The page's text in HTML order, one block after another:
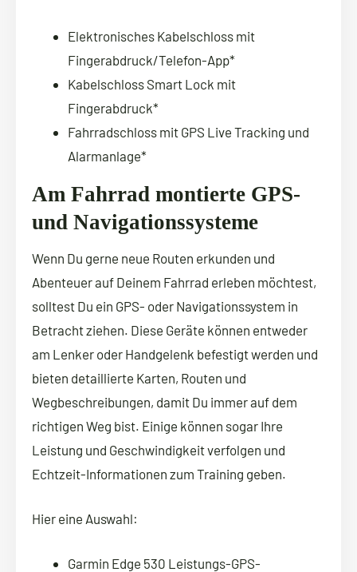
Elektronisches Kabelschloss mit
Fingerabdruck/Telefon-App*
Kabelschloss Smart Lock mit
Fingerabdruck*
Fahrradschloss mit GPS Live Tracking und
Alarmanlage*
Am Fahrrad montierte GPS-
und Navigationssysteme
Wenn Du gerne neue Routen erkunden und
Abenteuer auf Deinem Fahrrad erleben möchtest,
solltest Du ein GPS- oder Navigationssystem in
Betracht ziehen. Diese Geräte können entweder
am Lenker oder Handgelenk befestigt werden und
bieten detaillierte Karten, Routen und
Wegbeschreibungen, damit Du immer auf dem
richtigen Weg bist. Einige können sogar Ihre
Leistung und Geschwindigkeit verfolgen und
Echtzeit-Informationen zum Training geben.
Hier eine Auswahl:
Garmin Edge 530 Leistungs-GPS-